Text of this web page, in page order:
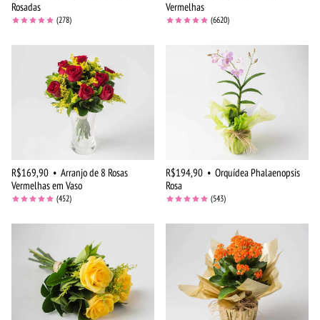
Rosadas
(278)
Vermelhas
(6620)
R$169,90 • Arranjo de 8 Rosas
Vermelhas em Vaso
(452)
R$194,90 • Orquídea Phalaenopsis
Rosa
(543)